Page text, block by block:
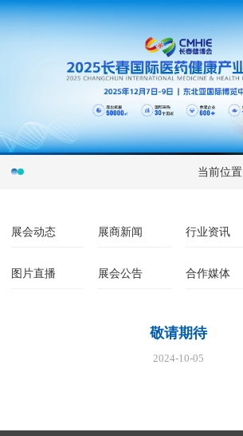
当前位置
展会动态 展商新闻 行业资讯
图片直播 展会公告 合作媒体
敬请期待
2024-10-05